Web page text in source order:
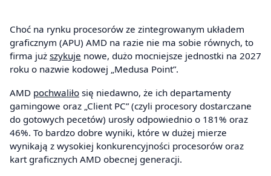
Choć na rynku procesorów ze zintegrowanym układem
graficznym (APU) AMD na razie nie ma sobie równych, to
firma już szykuje nowe, dużo mocniejsze jednostki na 2027
roku o nazwie kodowej „Medusa Point”.
AMD pochwaliło się niedawno, że ich departamenty
gamingowe oraz „Client PC” (czyli procesory dostarczane
do gotowych pecetów) urosły odpowiednio o 181% oraz
46%. To bardzo dobre wyniki, które w dużej mierze
wynikają z wysokiej konkurencyjności procesorów oraz
kart graficznych AMD obecnej generacji.